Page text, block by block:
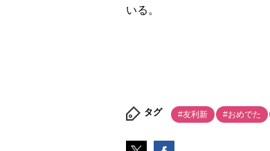
いる。
タグ #友利新 #おめでた